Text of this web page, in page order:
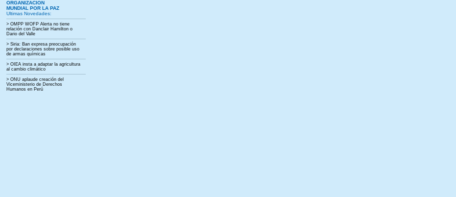
ORGANIZACION
MUNDIAL POR LA PAZ
Ultimas Novedades:
> OMPP WOFP Alerta no tiene
relación con Danclair Hamilton o
Dario del Valle
> Siria: Ban expresa preocupación
por declaraciones sobre posible uso
de armas químicas
> OIEA insta a adaptar la agricultura
al cambio climático
> ONU aplaude creación del
Viceministerio de Derechos
Humanos en Perú